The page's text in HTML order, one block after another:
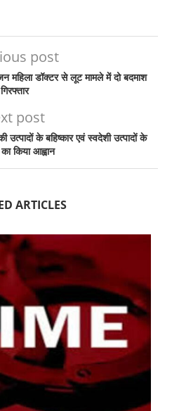
post
महिला डॉक्टर से लूट मामले में दो बदमाश
गिरफ्तार
post
के बहिष्कार एवं स्वदेशी उत्पादों के
किया आह्वान
ARTICLES